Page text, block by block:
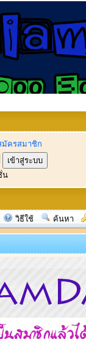
มัครสมาชิก
น
วิธีใช้ ค้นหา